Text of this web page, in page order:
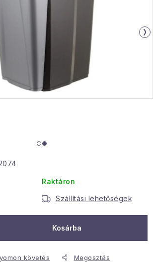
nyár.
- rendezés
/ visszaadni az áruka
Raktáron
Szállítási lehetőségek
Kosárba
követés Megosztás